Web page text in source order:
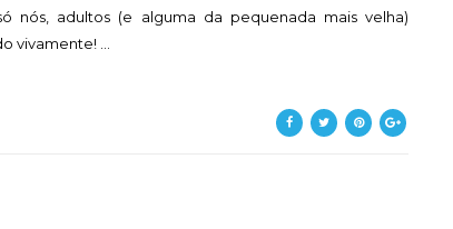
nós, adultos (e alguma da pequenada mais velha)
vivamente! ...